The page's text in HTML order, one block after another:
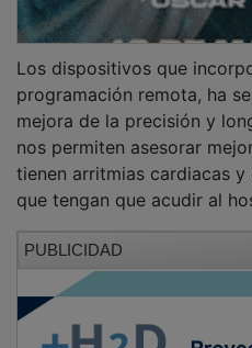
programación remota, ha
mejora de la precisión y
nos permiten asesorar
tienen arritmias cardiacas y
que tengan que acudir al